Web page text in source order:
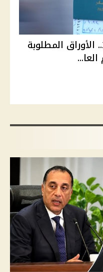
استخراج جواز السفر 2026.. الأوراق المطلوبة